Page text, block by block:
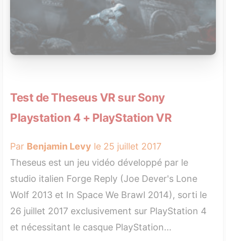
Test de Theseus VR sur Sony
Playstation 4 + PlayStation VR
Par Benjamin Levy le 25 juillet 2017
Theseus est un jeu vidéo développé par le
studio italien Forge Reply (Joe Dever's Lone
Wolf 2013 et In Space We Brawl 2014), sorti le
26 juillet 2017 exclusivement sur PlayStation 4
et nécessitant le casque PlayStation...